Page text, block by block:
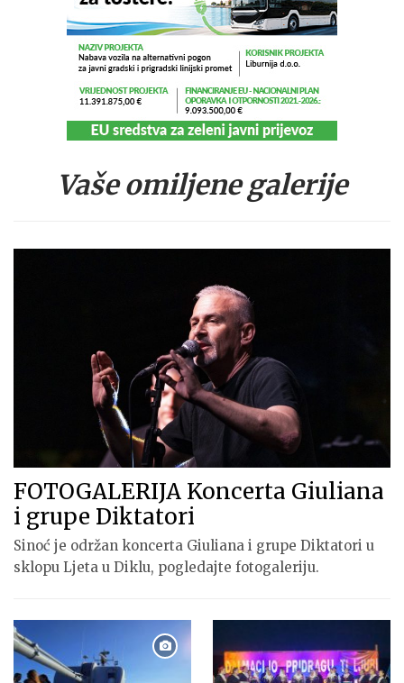
Vaše omiljene galerije
FOTOGALERIJA Koncerta Giuliana
i grupe Diktatori
Sinoć je održan koncerta Giuliana i grupe Diktatori u
sklopu Ljeta u Diklu, pogledajte fotogaleriju.